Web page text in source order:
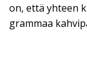
on, että yhteen
grammaa